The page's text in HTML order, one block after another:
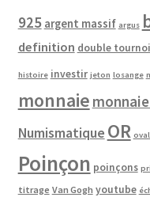
925 argent massif argus
definition double
histoire investir jeton losange
monnaie
Numismatique OR
Poinçon poinçons
titrage Van Gogh youtube